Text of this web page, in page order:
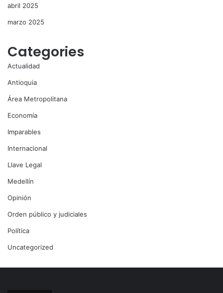
abril 2025
marzo 2025
Categories
Actualidad
Antioquia
Área Metropolitana
Economía
Imparables
Internacional
Llave Legal
Medellín
Opinión
Orden público y judiciales
Política
Uncategorized